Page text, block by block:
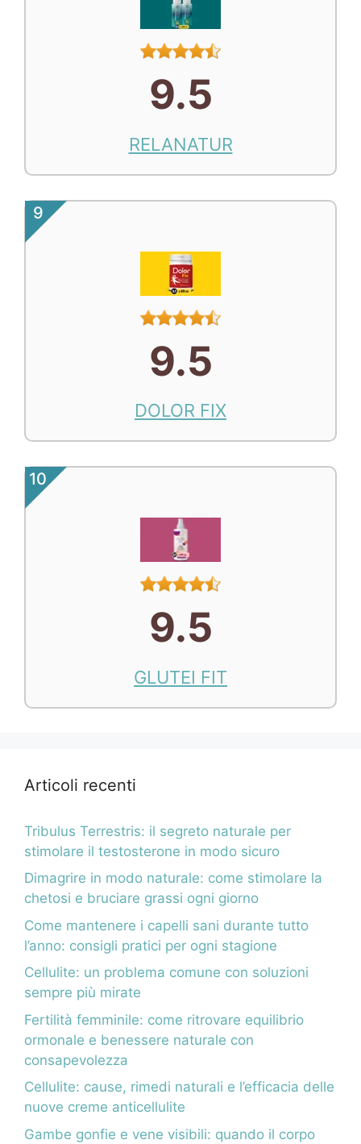
9.5
RELANATUR
9
9.5
DOLOR FIX
10
9.5
GLUTEI FIT
Articoli recenti
Tribulus Terrestris: il segreto naturale per
stimolare il testosterone in modo sicuro
Dimagrire in modo naturale: come stimolare la
chetosi e bruciare grassi ogni giorno
Come mantenere i capelli sani durante tutto
l’anno: consigli pratici per ogni stagione
Cellulite: un problema comune con soluzioni
sempre più mirate
Fertilità femminile: come ritrovare equilibrio
ormonale e benessere naturale con
consapevolezza
Cellulite: cause, rimedi naturali e l’efficacia delle
nuove creme anticellulite
Gambe gonfie e vene visibili: quando il corpo